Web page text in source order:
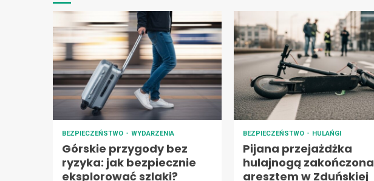
BEZPIECZEŃSTWO WYDARZENIA
Górskie przygody bez
ryzyka: jak bezpiecznie
eksplorować szlaki?
BEZPIECZEŃSTWO HULAŃGI
Pijana przejażdżka
hulajnogą zakończona
aresztem w Zduńskiej